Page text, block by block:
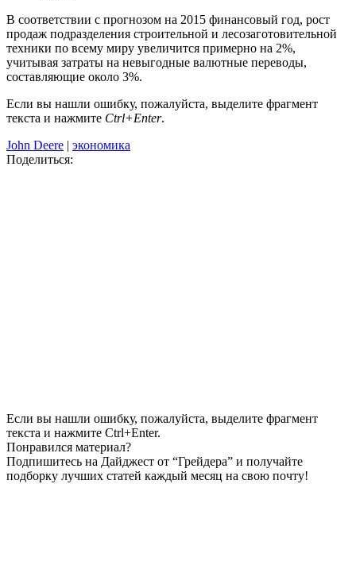
В соответствии с прогнозом на 2015 финансовый год, рост
продаж подразделения строительной и лесозаготовительной
техники по всему миру увеличится примерно на 2%,
учитывая затраты на невыгодные валютные переводы,
составляющие около 3%.
Если вы нашли ошибку, пожалуйста, выделите фрагмент
текста и нажмите Ctrl+Enter.
John Deere | экономика
Поделиться:
Если вы нашли ошибку, пожалуйста, выделите фрагмент
текста и нажмите Ctrl+Enter.
Понравился материал?
Подпишитесь на Дайджест от “Грейдера” и получайте
подборку лучших статей каждый месяц на свою почту!